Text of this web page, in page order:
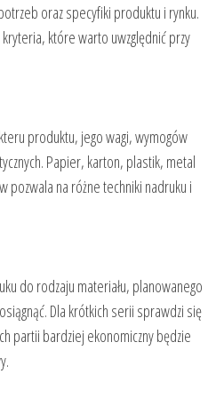
oraz specyfiki produktu i rynku.
które warto uwzględnić przy
produktu, jego wagi, wymogów
Papier, karton, plastik, metal
pozwala na różne techniki nadruku i
do rodzaju materiału, planowanego
Dla krótkich serii sprawdzi się
partii bardziej ekonomiczny będzie